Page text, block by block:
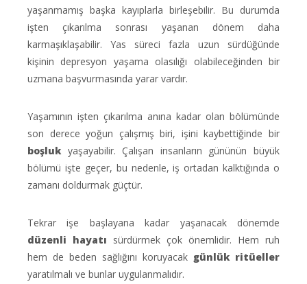
yaşanmamış başka kayıplarla birleşebilir. Bu durumda
işten çıkarılma sonrası yaşanan dönem daha
karmaşıklaşabilir. Yas süreci fazla uzun sürdüğünde
kişinin depresyon yaşama olasılığı olabileceğinden bir
uzmana başvurmasında yarar vardır.
Yaşamının işten çıkarılma anına kadar olan bölümünde
son derece yoğun çalışmış biri, işini kaybettiğinde bir
boşluk yaşayabilir. Çalışan insanların gününün büyük
bölümü işte geçer, bu nedenle, iş ortadan kalktığında o
zamanı doldurmak güçtür.
Tekrar işe başlayana kadar yaşanacak dönemde
düzenli hayatı sürdürmek çok önemlidir. Hem ruh
hem de beden sağlığını koruyacak günlük ritüeller
yaratılmalı ve bunlar uygulanmalıdır.